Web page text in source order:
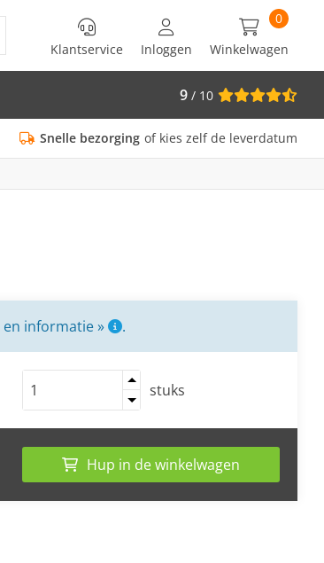
Klantservice Inloggen Winkelwagen
0
9 / 10
Snelle bezorging of kies zelf de leverdatum
en informatie » .
stuks
Hup in de winkelwagen